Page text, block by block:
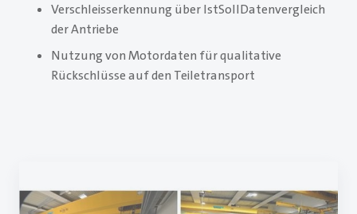
Verschleisserkennung über Ist­Soll­Datenvergleich
der Antriebe
Nutzung von Motordaten für qualitative
Rückschlüsse auf den Teiletransport